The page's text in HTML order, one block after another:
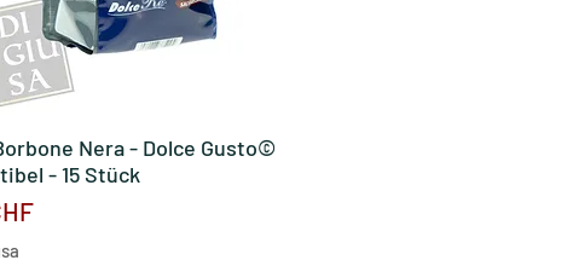
Vista rapida
Nera - Dolce Gusto©
- 15 Stück